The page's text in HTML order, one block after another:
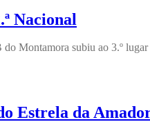
Nacional
Montamora subiu ao 3.º
Estrela da